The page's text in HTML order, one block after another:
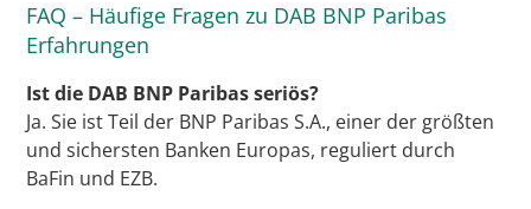
FAQ – Häufige Fragen zu DAB BNP Paribas
Erfahrungen
Ist die DAB BNP Paribas seriös?
Ja. Sie ist Teil der BNP Paribas S.A., einer der größten
und sichersten Banken Europas, reguliert durch
BaFin und EZB.